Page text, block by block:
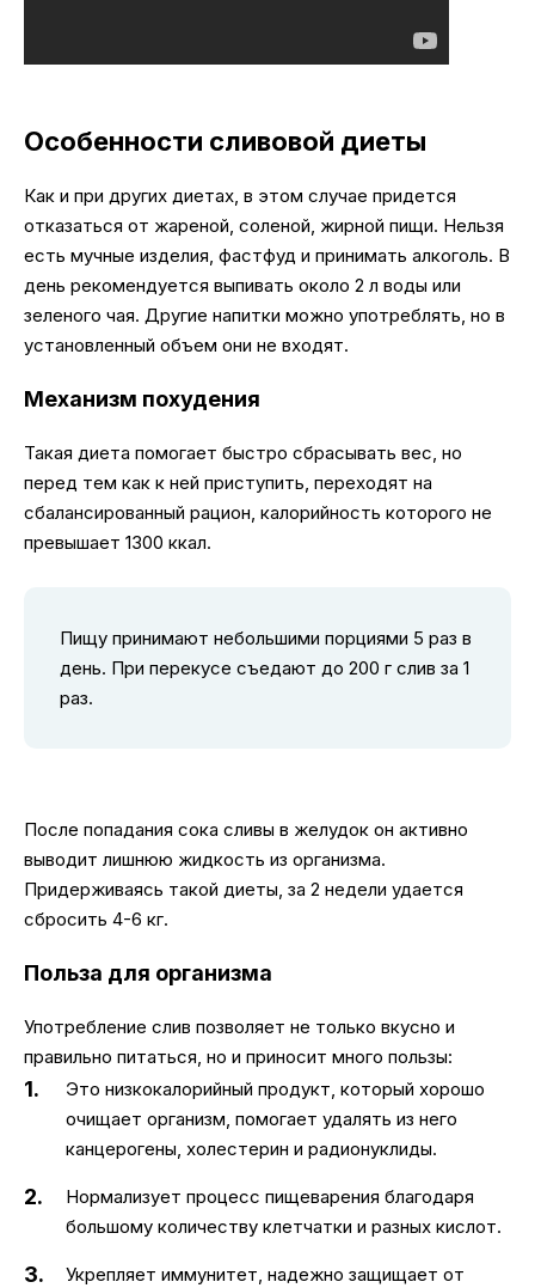
Особенности сливовой диеты
Как и при других диетах, в этом случае придется
отказаться от жареной, соленой, жирной пищи. Нельзя
есть мучные изделия, фастфуд и принимать алкоголь. В
день рекомендуется выпивать около 2 л воды или
зеленого чая. Другие напитки можно употреблять, но в
установленный объем они не входят.
Механизм похудения
Такая диета помогает быстро сбрасывать вес, но
перед тем как к ней приступить, переходят на
сбалансированный рацион, калорийность которого не
превышает 1300 ккал.
Пищу принимают небольшими порциями 5 раз в
день. При перекусе съедают до 200 г слив за 1
раз.
После попадания сока сливы в желудок он активно
выводит лишнюю жидкость из организма.
Придерживаясь такой диеты, за 2 недели удается
сбросить 4-6 кг.
Польза для организма
Употребление слив позволяет не только вкусно и
правильно питаться, но и приносит много пользы:
Это низкокалорийный продукт, который хорошо
очищает организм, помогает удалять из него
канцерогены, холестерин и радионуклиды.
Нормализует процесс пищеварения благодаря
большому количеству клетчатки и разных кислот.
Укрепляет иммунитет, надежно защищает от